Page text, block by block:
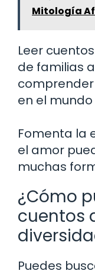
Mitología
Leer
de familias
en el
Fomenta la
el amor
muchas
¿Cómo
cuentos
Puedes